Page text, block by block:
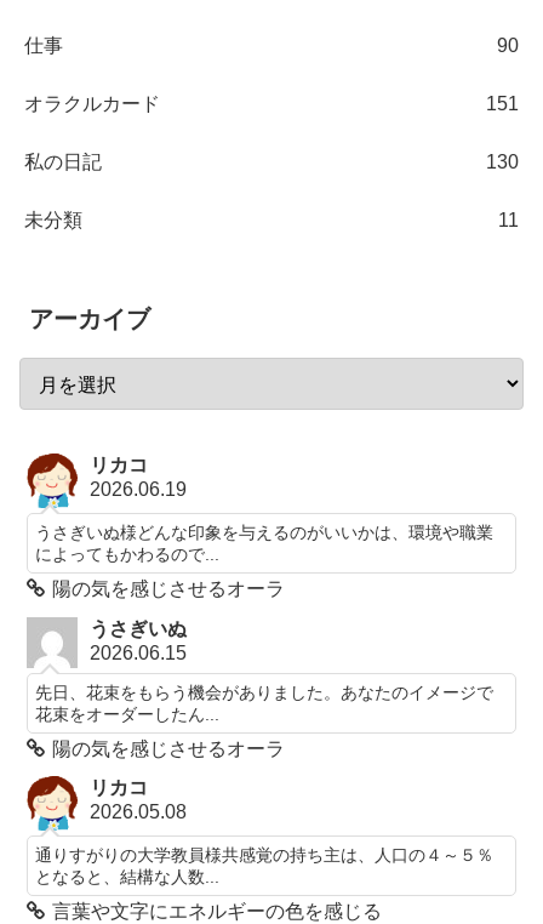
仕事 90
オラクルカード 151
私の日記 130
未分類 11
アーカイブ
リカコ
2026.06.19
うさぎいぬ様どんな印象を与えるのがいいかは、環境や職業
によってもかわるので...
陽の気を感じさせるオーラ
うさぎいぬ
2026.06.15
先日、花束をもらう機会がありました。あなたのイメージで
花束をオーダーしたん...
陽の気を感じさせるオーラ
リカコ
2026.05.08
通りすがりの大学教員様共感覚の持ち主は、人口の４～５％
となると、結構な人数...
言葉や文字にエネルギーの色を感じる